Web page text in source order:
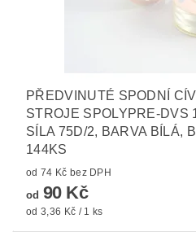
PŘEDVINUTÉ SPODNÍ
STROJE SPOLYPRE-DVS
SÍLA 75D/2, BARVA BÍLÁ,
144KS
od 74 Kč bez DPH
od 90 Kč
od 3,36 Kč / 1 ks